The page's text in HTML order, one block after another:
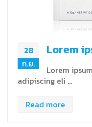
28
ก.ย.
Lorem
Lorem
adipiscing eli …
Read more